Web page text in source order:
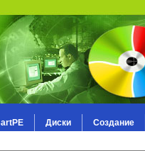
Диски Создание